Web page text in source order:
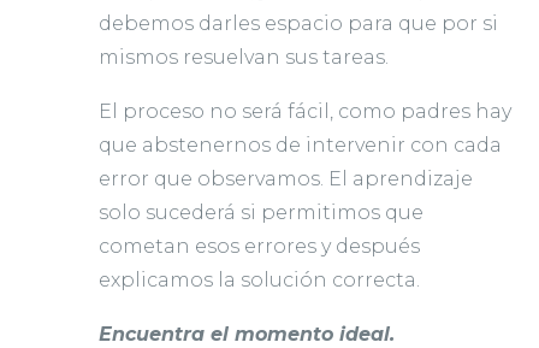
debemos darles espacio para que por si
mismos resuelvan sus tareas.
El proceso no será fácil, como padres hay
que abstenernos de intervenir con cada
error que observamos. El aprendizaje
solo sucederá si permitimos que
cometan esos errores y después
explicamos la solución correcta.
Encuentra el momento ideal.